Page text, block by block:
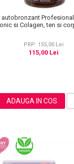
autobronzant
si Colagen, ten si
PRP: 155,00 Lei
115,00 Lei
ADAUGA IN COS